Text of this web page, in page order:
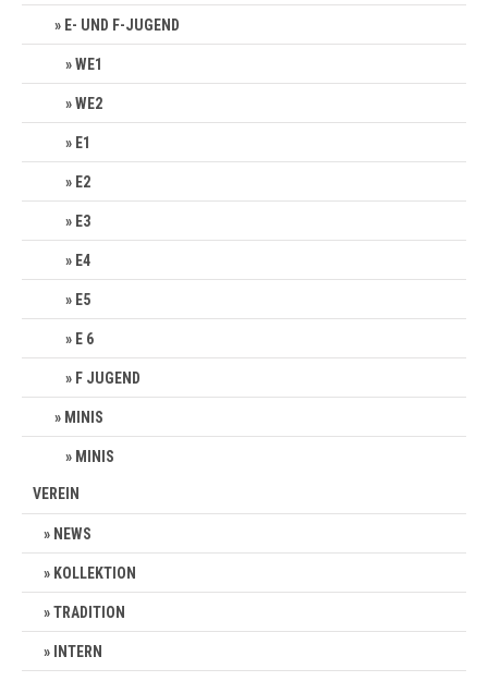
E- UND F-JUGEND
WE1
WE2
E1
E2
E3
E4
E5
E 6
F JUGEND
MINIS
MINIS
VEREIN
NEWS
KOLLEKTION
TRADITION
INTERN